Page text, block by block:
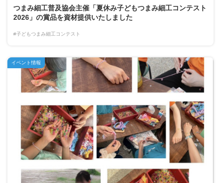
つまみ細工普及協会主催「夏休み子どもつまみ細工コンテスト
2026」の賞品を資材提供いたしました
#子どもつまみ細工コンテスト
イベント情報